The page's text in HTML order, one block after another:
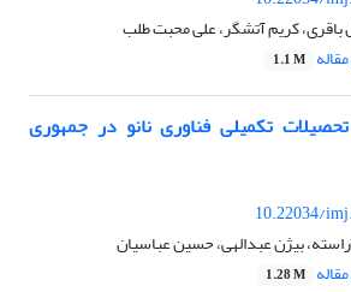
باقری، کریم آتشگر، علی محبت طلب
1.1 M
تکمیلی فناوری نانو در جمهوری
10.22034/
بیژن عبدالهی، حسین عباسیان
1.28 M